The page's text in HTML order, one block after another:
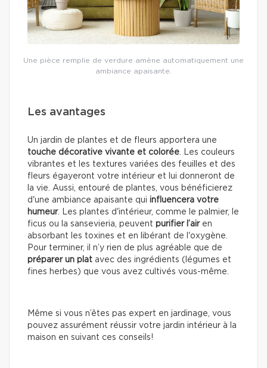
Une pièce remplie de verdure amène automatiquement une
ambiance apaisante.
Les avantages
Un jardin de plantes et de fleurs apportera une
touche décorative vivante et colorée. Les couleurs
vibrantes et les textures variées des feuilles et des
fleurs égayeront votre intérieur et lui donneront de
la vie. Aussi, entouré de plantes, vous bénéficierez
d'une ambiance apaisante qui influencera votre
humeur. Les plantes d'intérieur, comme le palmier, le
ficus ou la sansevieria, peuvent purifier l’airen
absorbant les toxines et en libérant de l'oxygène.
Pour terminer, il n’y rien de plus agréable que de
préparer un plat avec des ingrédients (légumes et
fines herbes) que vous avez cultivés vous-même.
Même si vous n’êtes pas expert en jardinage, vous
pouvez assurément réussir votre jardin intérieur à la
maison en suivant ces conseils!